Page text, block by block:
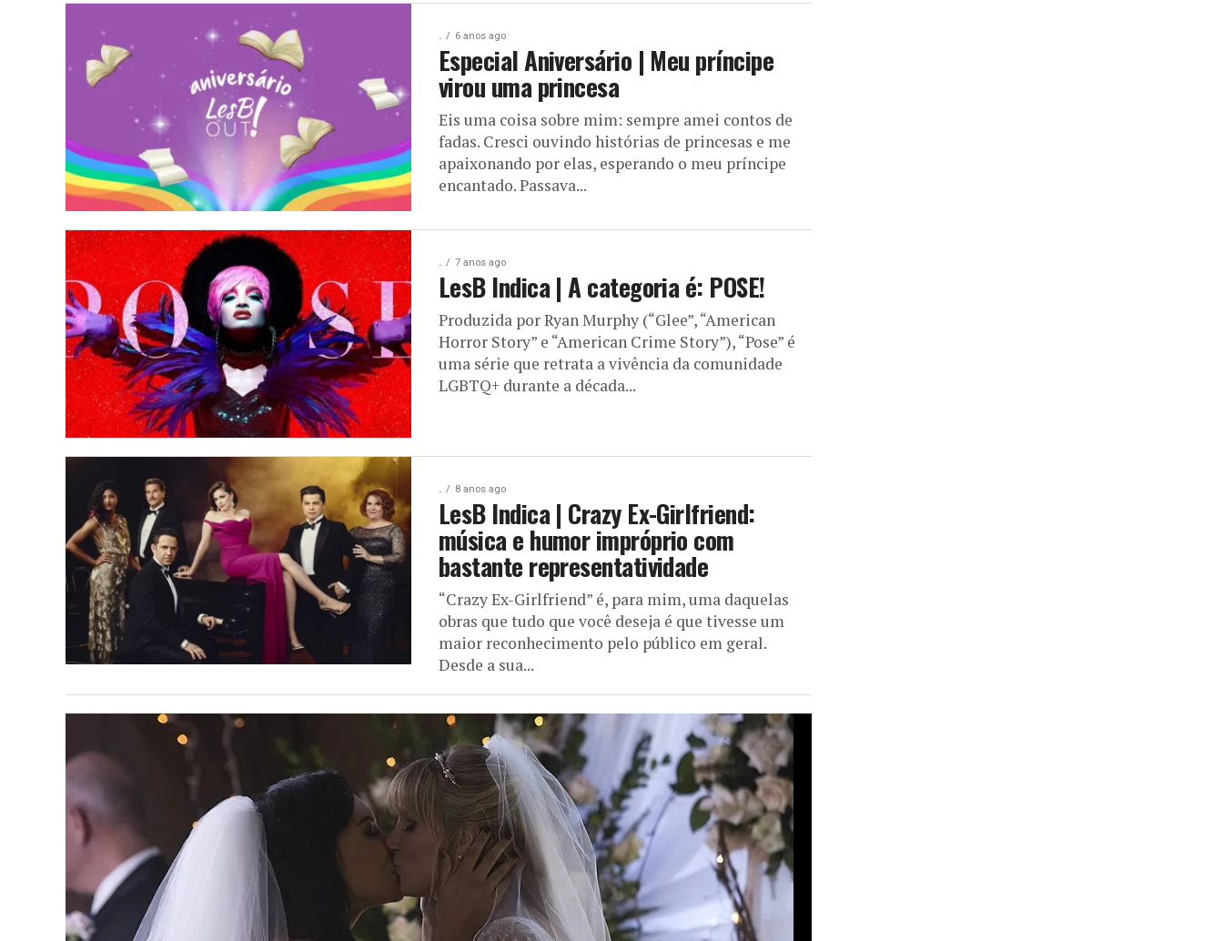
. 6 anos ago
Especial Aniversário | Meu príncipe
virou uma princesa
Eis uma coisa sobre mim: sempre amei contos de
fadas. Cresci ouvindo histórias de princesas e me
apaixonando por elas, esperando o meu príncipe
encantado. Passava...
. 7 anos ago
LesB Indica | A categoria é: POSE!
Produzida por Ryan Murphy (“Glee”, “American
Horror Story” e “American Crime Story”), “Pose” é
uma série que retrata a vivência da comunidade
LGBTQ+ durante a década...
. 8 anos ago
LesB Indica | Crazy Ex-Girlfriend:
música e humor impróprio com
bastante representatividade
“Crazy Ex-Girlfriend” é, para mim, uma daquelas
obras que tudo que você deseja é que tivesse um
maior reconhecimento pelo público em geral.
Desde a sua...